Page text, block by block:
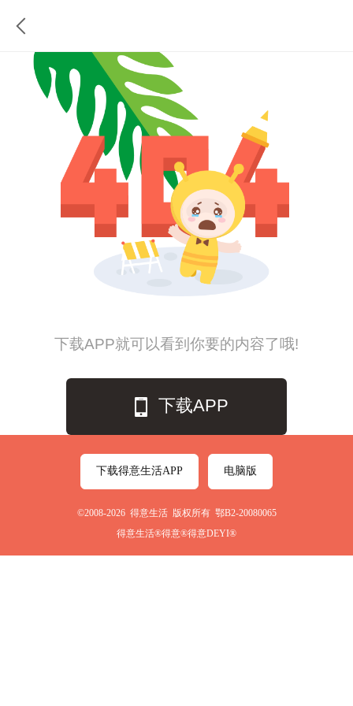
下载APP就可以看到你要的内容了哦!
下载APP
下载得意生活APP 电脑版
©2008-2026 得意生活 版权所有 鄂B2-20080065
得意生活®得意®得意DEYI®